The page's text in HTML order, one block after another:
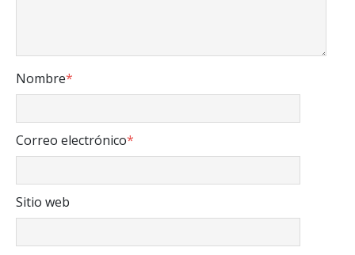
Nombre*
Correo electrónico*
Sitio web